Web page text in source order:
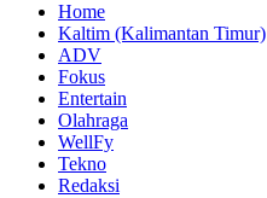
Home
Kaltim (Kalimantan Timur)
ADV
Fokus
Entertain
Olahraga
WellFy
Tekno
Redaksi